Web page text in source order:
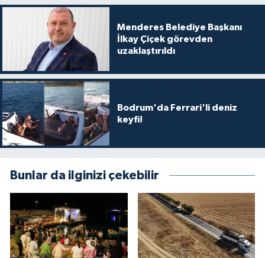
Menderes Belediye Başkanı
İlkay Çiçek görevden
uzaklaştırıldı
Bodrum'da Ferrari'li deniz
keyfi!
Bunlar da ilginizi çekebilir